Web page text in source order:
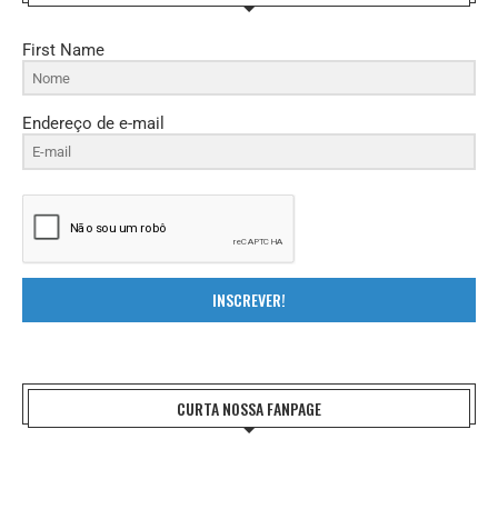
First Name
Endereço de e-mail
INSCREVER!
CURTA NOSSA FANPAGE